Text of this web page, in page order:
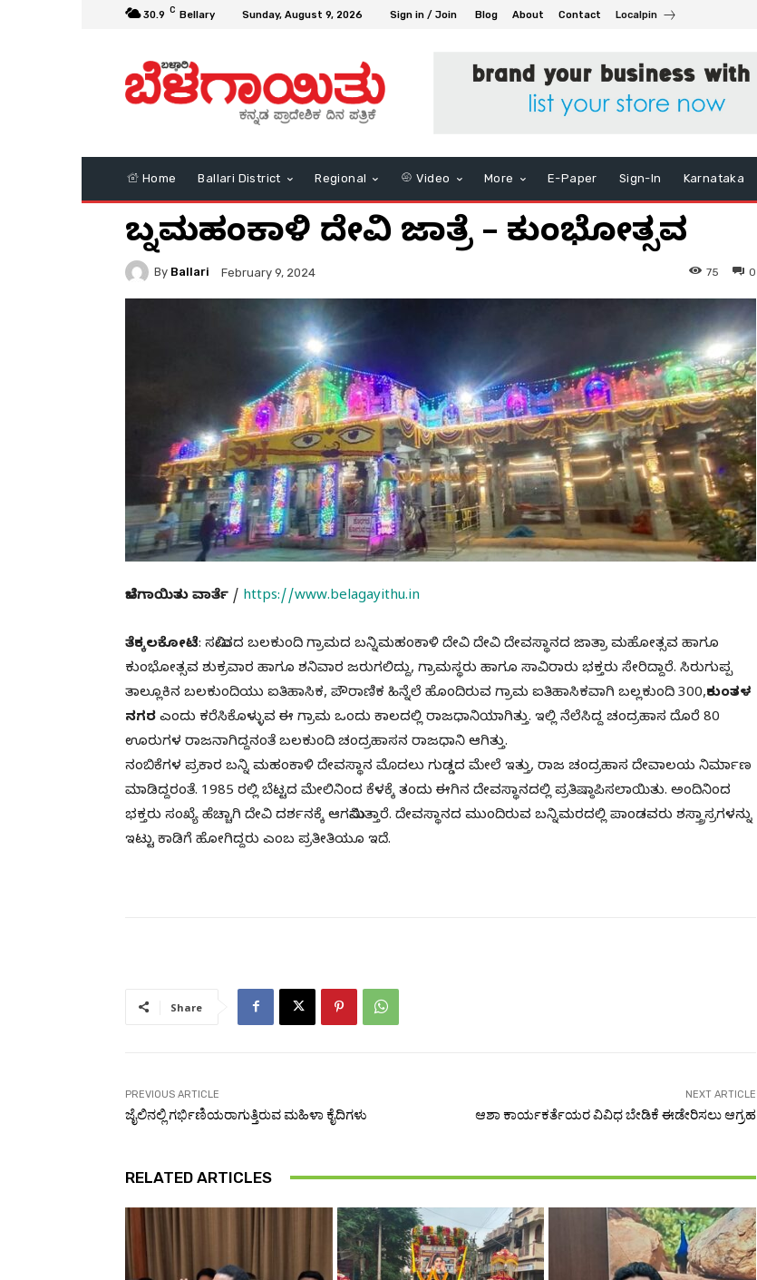
30.9 C Bellary Sunday, August 9, 2026 Sign in / Join Blog About Contact Localpin
Home Ballari District Regional Video More E-Paper Sign-In Karnataka
ಬನ್ನಿಮಹಂಕಾಳಿ ದೇವಿ ಜಾತ್ರೆ – ಕುಂಭೋತ್ಸವ
By Ballari February 9, 2024 0
75
ಬೆಳಗಾಯಿತು ವಾರ್ತೆ / https://www.belagayithu.in
ತೆಕ್ಕಲಕೋಟೆ: ಸಮೀಪದ ಬಲಕುಂದಿ ಗ್ರಾಮದ ಬನ್ನಿಮಹಂಕಾಳಿ ದೇವಿ ದೇವಿ ದೇವಸ್ಥಾನದ ಜಾತ್ರಾ ಮಹೋತ್ಸವ ಹಾಗೂ
ಕುಂಭೋತ್ಸವ ಶುಕ್ರವಾರ ಹಾಗೂ ಶನಿವಾರ ಜರುಗಲಿದ್ದು, ಗ್ರಾಮಸ್ಥರು ಹಾಗೂ ಸಾವಿರಾರು ಭಕ್ತರು ಸೇರಿದ್ದಾರೆ. ಸಿರುಗುಪ್ಪ
ತಾಲ್ಲೂಕಿನ ಬಲಕುಂದಿಯು ಐತಿಹಾಸಿಕ, ಪೌರಾಣಿಕ ಹಿನ್ನೆಲೆ ಹೊಂದಿರುವ ಗ್ರಾಮ ಐತಿಹಾಸಿಕವಾಗಿ ಬಲ್ಲಕುಂದಿ 300,ಕುಂತಳ
ನಗರ ಎಂದು ಕರೆಸಿಕೊಳ್ಳುವ ಈ ಗ್ರಾಮ ಒಂದು ಕಾಲದಲ್ಲಿ ರಾಜಧಾನಿಯಾಗಿತ್ತು. ಇಲ್ಲಿ ನೆಲೆಸಿದ್ದ ಚಂದ್ರಹಾಸ ದೊರೆ 80
ಊರುಗಳ ರಾಜನಾಗಿದ್ದನಂತೆ ಬಲಕುಂದಿ ಚಂದ್ರಹಾಸನ ರಾಜಧಾನಿ ಆಗಿತ್ತು.
ನಂಬಿಕೆಗಳ ಪ್ರಕಾರ ಬನ್ನಿ ಮಹಂಕಾಳಿ ದೇವಸ್ಥಾನ ಮೊದಲು ಗುಡ್ಡದ ಮೇಲೆ ಇತ್ತು, ರಾಜ ಚಂದ್ರಹಾಸ ದೇವಾಲಯ ನಿರ್ಮಾಣ
ಮಾಡಿದ್ದರಂತೆ. 1985 ರಲ್ಲಿ ಬೆಟ್ಟದ ಮೇಲಿನಿಂದ ಕೆಳಕ್ಕೆ ತಂದು ಈಗಿನ ದೇವಸ್ಥಾನದಲ್ಲಿ ಪ್ರತಿಷ್ಠಾಪಿಸಲಾಯಿತು. ಅಂದಿನಿಂದ
ಭಕ್ತರು ಸಂಖ್ಯೆ ಹೆಚ್ಚಾಗಿ ದೇವಿ ದರ್ಶನಕ್ಕೆ ಆಗಮಿಸುತ್ತಾರೆ. ದೇವಸ್ಥಾನದ ಮುಂದಿರುವ ಬನ್ನಿಮರದಲ್ಲಿ ಪಾಂಡವರು ಶಸ್ತ್ರಾಸ್ರಗಳನ್ನು
ಇಟ್ಟು ಕಾಡಿಗೆ ಹೋಗಿದ್ದರು ಎಂಬ ಪ್ರತೀತಿಯೂ ಇದೆ.
Share
PREVIOUS ARTICLE
ಜೈಲಿನಲ್ಲಿ ಗರ್ಭಿಣಿಯರಾಗುತ್ತಿರುವ ಮಹಿಳಾ ಕೈದಿಗಳು
NEXT ARTICLE
ಆಶಾ ಕಾರ್ಯಕರ್ತೆಯರ ವಿವಿಧ ಬೇಡಿಕೆ ಈಡೇರಿಸಲು ಆಗ್ರಹ
RELATED ARTICLES